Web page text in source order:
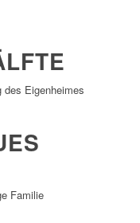
des Eigenheimes
Familie